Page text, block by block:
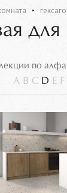
по
A B C D E F